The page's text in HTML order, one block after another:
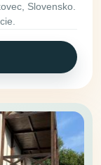
Slovensko.